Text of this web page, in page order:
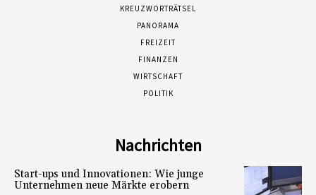
KREUZWORTRÄTSEL
PANORAMA
FREIZEIT
FINANZEN
WIRTSCHAFT
POLITIK
Nachrichten
Start-ups und Innovationen: Wie junge
Unternehmen neue Märkte erobern